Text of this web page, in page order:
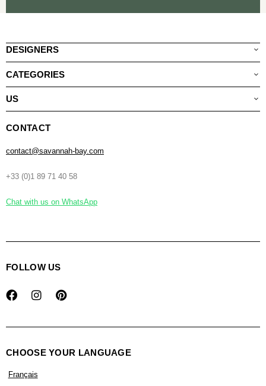
DESIGNERS
CATEGORIES
US
CONTACT
contact@savannah-bay.com
+33 (0)1 89 71 40 58
Chat with us on WhatsApp
FOLLOW US
CHOOSE YOUR LANGUAGE
Français